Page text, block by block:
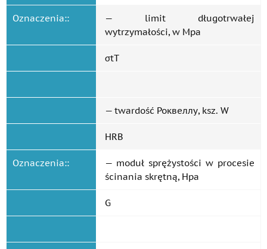
Oznaczenia::
— limit długotrwałej
wytrzymałości, w Mpa
σtТ
— twardość Роквеллу, ksz. W
HRB
Oznaczenia::
— moduł sprężystości w procesie
ścinania skrętną, Hpa
G